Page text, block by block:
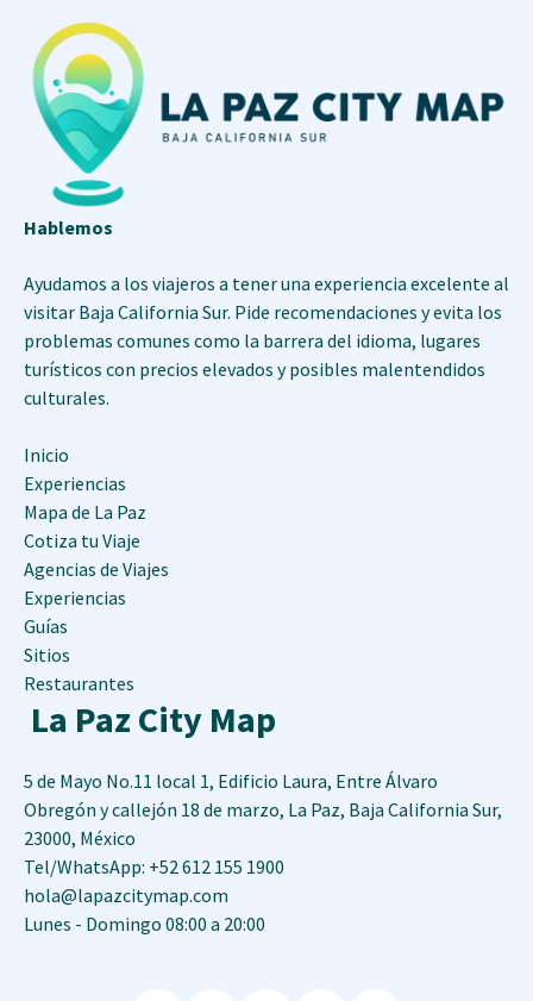
Hablemos
Ayudamos a los viajeros a tener una experiencia excelente al
visitar Baja California Sur. Pide recomendaciones y evita los
problemas comunes como la barrera del idioma, lugares
turísticos con precios elevados y posibles malentendidos
culturales.
Inicio
Experiencias
Mapa de La Paz
Cotiza tu Viaje
Agencias de Viajes
Experiencias
Guías
Sitios
Restaurantes
La Paz City Map
5 de Mayo No.11 local 1, Edificio Laura, Entre Álvaro
Obregón y callejón 18 de marzo, La Paz, Baja California Sur,
23000, México
Tel/WhatsApp: +52 612 155 1900
hola@lapazcitymap.com
Lunes - Domingo 08:00 a 20:00